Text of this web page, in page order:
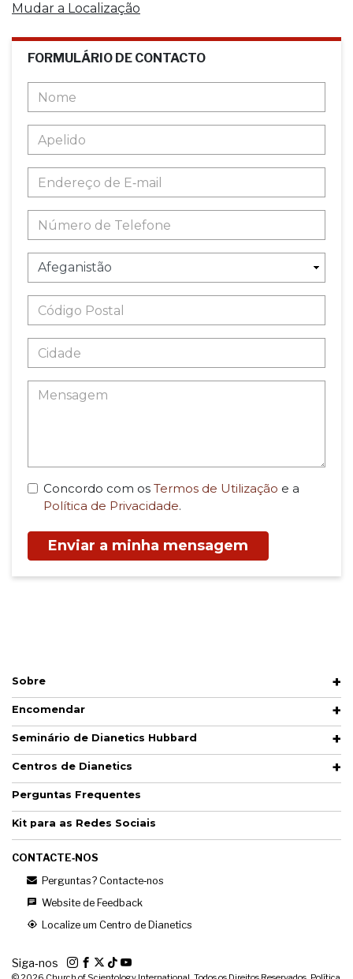
Mudar a Localização
FORMULÁRIO DE CONTACTO
Concordo com os Termos de Utilização e a
Política de Privacidade.
Enviar a minha mensagem
Sobre
Encomendar
Seminário de Dianetics Hubbard
Centros de Dianetics
Perguntas Frequentes
Kit para as Redes Sociais
CONTACTE‑NOS
Perguntas? Contacte‑nos
Website de Feedback
Localize um Centro de Dianetics
Siga‑nos